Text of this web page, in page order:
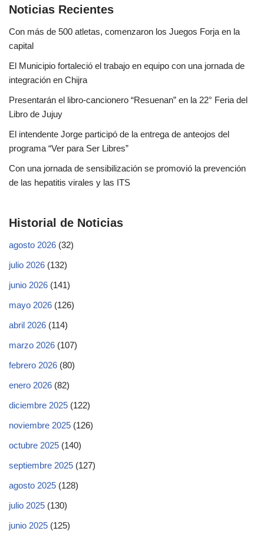
Noticias Recientes
Con más de 500 atletas, comenzaron los Juegos Forja en la
capital
El Municipio fortaleció el trabajo en equipo con una jornada de
integración en Chijra
Presentarán el libro-cancionero “Resuenan” en la 22° Feria del
Libro de Jujuy
El intendente Jorge participó de la entrega de anteojos del
programa “Ver para Ser Libres”
Con una jornada de sensibilización se promovió la prevención
de las hepatitis virales y las ITS
Historial de Noticias
agosto 2026 (32)
julio 2026 (132)
junio 2026 (141)
mayo 2026 (126)
abril 2026 (114)
marzo 2026 (107)
febrero 2026 (80)
enero 2026 (82)
diciembre 2025 (122)
noviembre 2025 (126)
octubre 2025 (140)
septiembre 2025 (127)
agosto 2025 (128)
julio 2025 (130)
junio 2025 (125)